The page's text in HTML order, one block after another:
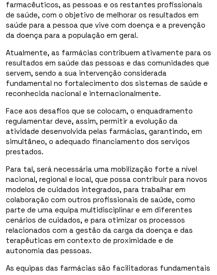
farmacêuticos, as pessoas e os restantes profissionais
de saúde, com o objetivo de melhorar os resultados em
saúde para a pessoa que vive com doença e a prevenção
da doença para a população em geral.
Atualmente, as farmácias contribuem ativamente para os
resultados em saúde das pessoas e das comunidades que
servem, sendo a sua intervenção considerada
fundamental no fortalecimento dos sistemas de saúde e
reconhecida nacional e internacionalmente.
Face aos desafios que se colocam, o enquadramento
regulamentar deve, assim, permitir a evolução da
atividade desenvolvida pelas farmácias, garantindo, em
simultâneo, o adequado financiamento dos serviços
prestados.
Para tal, será necessária uma mobilização forte a nível
nacional, regional e local, que possa contribuir para novos
modelos de cuidados integrados, para trabalhar em
colaboração com outros profissionais de saúde, como
parte de uma equipa multidisciplinar e em diferentes
cenários de cuidados, e para otimizar os processos
relacionados com a gestão da carga da doença e das
terapêuticas em contexto de proximidade e de
autonomia das pessoas.
As equipas das farmácias são facilitadoras fundamentais